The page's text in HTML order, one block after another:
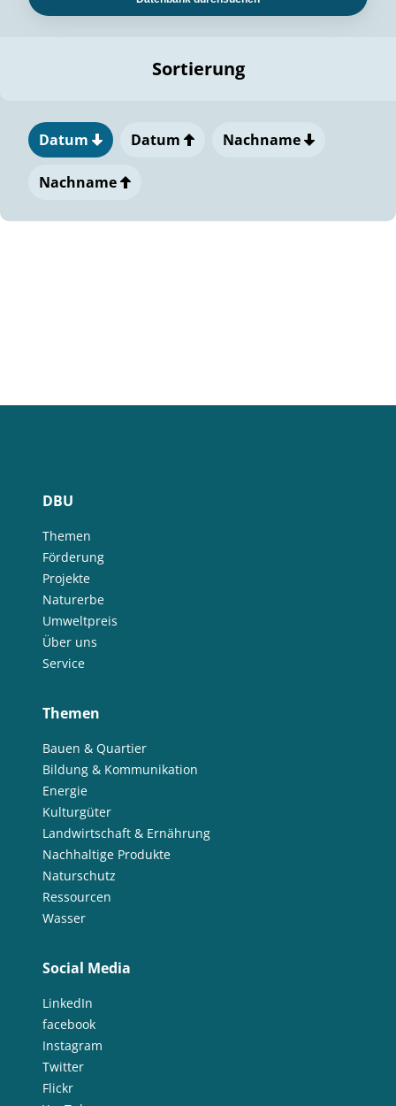
Sortierung
Datum Datum Nachname
Nachname
DBU
Themen
Förderung
Projekte
Naturerbe
Umweltpreis
Über uns
Service
Themen
Bauen & Quartier
Bildung & Kommunikation
Energie
Kulturgüter
Landwirtschaft & Ernährung
Nachhaltige Produkte
Naturschutz
Ressourcen
Wasser
Social Media
LinkedIn
facebook
Instagram
Twitter
Flickr